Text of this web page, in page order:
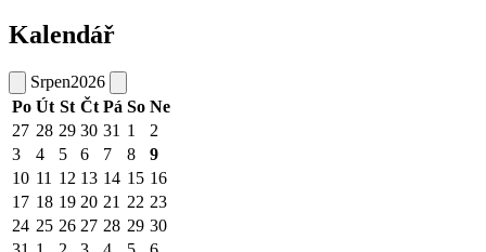
Kalendář
Srpen2026
Po Út St Čt Pá So Ne
27 28 29 30 31 1
2
3
4 5 6 7 8
9
10 11 12 13 14 15 16
17 18 19 20 21 22 23
24 25 26 27 28 29 30